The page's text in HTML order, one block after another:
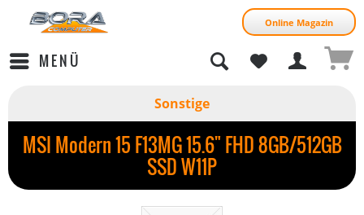
Online Magazin
MENÜ
Sonstige
MSI Modern 15 F13MG 15.6" FHD 8GB/512GB
SSD W11P